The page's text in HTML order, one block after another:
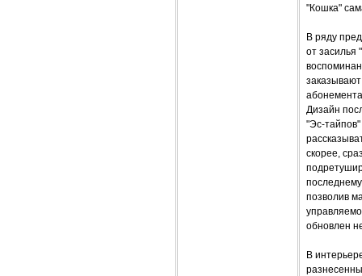
"Кошка"
В ряду
от засилья
Дизайн
"Эс-тайпов"
скорее,
позволив
обновлен
В